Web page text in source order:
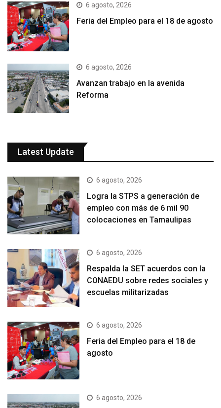
6 agosto, 2026
Feria del Empleo para el 18 de agosto
6 agosto, 2026
Avanzan trabajo en la avenida
Reforma
Latest Update
6 agosto, 2026
Logra la STPS a generación de
empleo con más de 6 mil 90
colocaciones en Tamaulipas
6 agosto, 2026
Respalda la SET acuerdos con la
CONAEDU sobre redes sociales y
escuelas militarizadas
6 agosto, 2026
Feria del Empleo para el 18 de
agosto
6 agosto, 2026